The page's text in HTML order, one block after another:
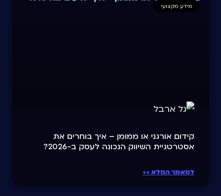
מידע מקצועי
קידום אורגני או ממומן – איך בוחרים את
אסטרטגיית השיווק הנכונה לעסק ב-2026?
למאמר המלא >>